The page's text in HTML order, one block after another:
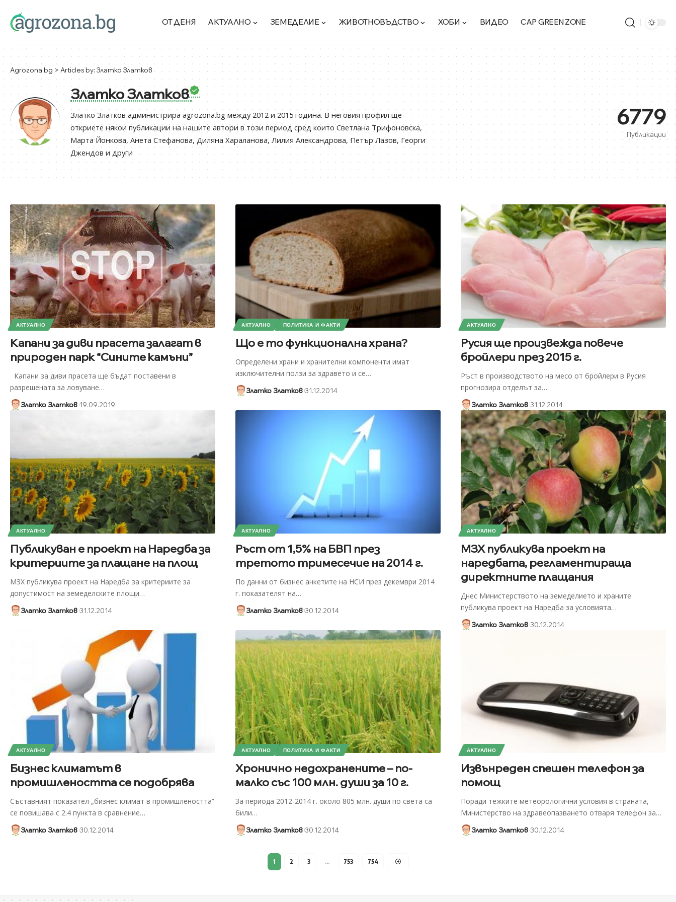
ОТ ДЕНЯ АКТУАЛНО ЗЕМЕДЕЛИЕ ЖИВОТНОВЪДСТВО ХОБИ ВИДЕО CAP GREEN ZONE
Agrozona.bg > Articles by: Златко Златков
Златко Златков
Златко Златков администрира agrozona.bg между 2012 и 2015 година. В неговия профил ще
откриете някои публикации на нашите автори в този период сред които Светлана Трифоновска,
Марта Йонкова, Анета Стефанова, Диляна Хараланова, Лилия Александрова, Петър Лазов, Георги
Джендов и други
6779
Публикации
АКТУАЛНО
Капани за диви прасета залагат в
природен парк “Сините камъни”
Капани за диви прасета ще бъдат поставени в
разрешената за ловуване…
Златко Златков 19.09.2019
АКТУАЛНО ПОЛИТИКА И ФАКТИ
Що е то функционална храна?
Определени храни и хранителни компоненти имат
изключителни ползи за здравето и се…
Златко Златков 31.12.2014
АКТУАЛНО
Русия ще произвежда повече
бройлери през 2015 г.
Ръст в производството на месо от бройлери в Русия
прогнозира отделът за…
Златко Златков 31.12.2014
АКТУАЛНО
Публикуван е проект на Наредба за
критериите за плащане на площ
МЗХ публикува проект на Наредба за критериите за
допустимост на земеделските площи…
Златко Златков 31.12.2014
АКТУАЛНО
Ръст от 1,5% на БВП през
третото тримесечие на 2014 г.
По данни от бизнес анкетите на НСИ през декември 2014
г. показателят на…
Златко Златков 30.12.2014
АКТУАЛНО
МЗХ публикува проект на
наредбата, регламентираща
директните плащания
Днес Министерството на земеделието и храните
публикува проект на Наредба за условията…
Златко Златков 30.12.2014
АКТУАЛНО
Бизнес климатът в
промишлеността се подобрява
Съставният показател „бизнес климат в промишлеността”
се повишава с 2.4 пункта в сравнение…
Златко Златков 30.12.2014
АКТУАЛНО ПОЛИТИКА И ФАКТИ
Хронично недохранените – по-
малко със 100 млн. души за 10 г.
За периода 2012-2014 г. около 805 млн. души по света са
били…
Златко Златков 30.12.2014
АКТУАЛНО
Извънреден спешен телефон за
помощ
Поради тежките метeорологични условия в страната,
Министерство на здравеопазването отваря телефон за…
Златко Златков 30.12.2014
1 2 3 … 753 754